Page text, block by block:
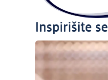
Inspirišite se